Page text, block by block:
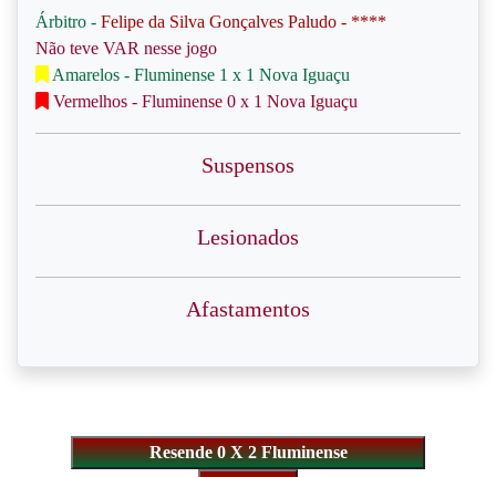
Árbitro - Felipe da Silva Gonçalves Paludo - ****
Não teve VAR nesse jogo
Amarelos - Fluminense 1 x 1 Nova Iguaçu
Vermelhos - Fluminense 0 x 1 Nova Iguaçu
Suspensos
Lesionados
Afastamentos